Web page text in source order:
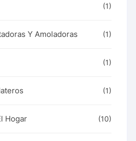
(1)
Y Amoladoras (1)
(1)
(1)
Hogar (10)